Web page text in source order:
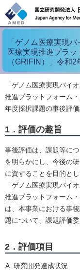
「ゲノム医療実現
医療実現推進プラッ
（GRIFIN）」令和
「ゲノム医療実現バイ
推進プラットフォーム
年度採択課題の事後評価
1．評価の趣旨
事後評価は、課題等に
を明らかにし、今後の
に資することを目的とし
「ゲノム医療実現バイ
推進プラットフォーム
は、本事業における事
題について、課題評価
2．評価項目
研究開発達成状況